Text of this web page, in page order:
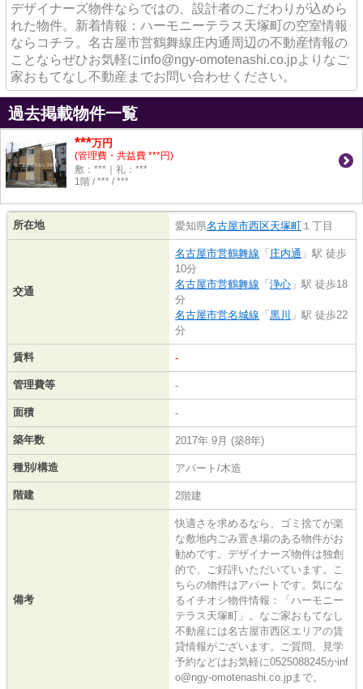
デザイナーズ物件ならではの、設計者のこだわりが込めら
れた物件。新着情報：ハーモニーテラス天塚町の空室情報
ならコチラ。名古屋市営鶴舞線庄内通周辺の不動産情報の
ことならぜひお気軽にinfo@ngy-omotenashi.co.jpよりなご
家おもてなし不動産までお問い合わせください。
過去掲載物件一覧
***万円
(管理費・共益費 ***円)
敷：***｜礼：***
1階 / *** / ***
所在地 愛知県名古屋市西区天塚町 １丁目
交通
名古屋市営鶴舞線 「 庄内通 」駅 徒歩
10分
名古屋市営鶴舞線 「 浄心 」駅 徒歩18
分
名古屋市営名城線 「 黒川 」駅 徒歩22
分
賃料 -
管理費等 -
面積 -
築年数 2017年 9月 (築8年)
種別/構造 アパート/木造
階建 2階建
備考
快適さを求めるなら、ゴミ捨てが楽
な敷地内ごみ置き場のある物件がお
勧めです。デザイナーズ物件は独創
的で、ご好評いただいています。こ
ちらの物件はアパートです。気にな
るイチオシ物件情報：「ハーモニー
テラス天塚町」。なご家おもてなし
不動産には名古屋市西区エリアの賃
貸情報がございます。ご質問、見学
予約などはお気軽に0525088245かinf
o@ngy-omotenashi.co.jpまで。